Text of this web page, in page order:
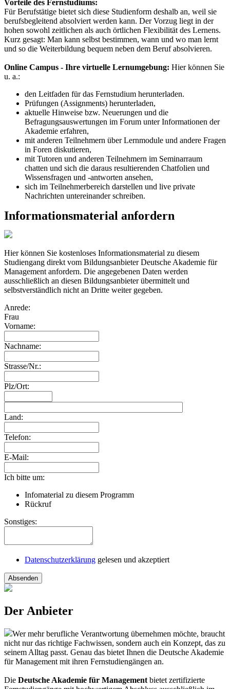
Vorteile des Fernstudiums:
Für Berufstätige bietet sich diese Studienform deshalb an, weil sie
berufsbegleitend absolviert werden kann. Der Vorzug liegt in der
hohen sowohl zeitlichen als auch örtlichen Flexibilität des Lernens.
Kurz gesagt: Man kann selbst bestimmen, wann und wo man lernt
und so die Weiterbildung bequem neben dem Beruf absolvieren.
Online Campus - Ihre virtuelle Lernumgebung: Hier können Sie
u. a.:
den Leitfaden für das Fernstudium herunterladen.
Prüfungen (Assignments) herunterladen,
aktuelle Hinweise bzw. Neuerungen und die
Befragungsauswertungen im Forum unter Informationen der
Akademie erfahren,
mit anderen Teilnehmern über Lernmodule und andere Fragen
in Foren diskutieren,
mit Tutoren und anderen Teilnehmern im Seminarraum
chatten und sich die daraus resultierenden Chatfolien und
Wissensfragen und -antworten ansehen,
sich im Teilnehmerbereich darstellen und live private
Nachrichten untereinander schreiben.
Informationsmaterial anfordern
Hier können Sie kostenloses Informationsmaterial zu diesem
Studiengang direkt vom Bildungsanbieter Deutsche Akademie für
Management anfordern. Die angegebenen Daten werden
ausschließlich an diesen Bildungsanbieter übermittelt und
selbstverständlich nicht an Dritte weiter gegeben.
Anrede:
Frau
Vorname:
Nachname:
Strasse/Nr.:
Plz/Ort:
Land:
Telefon:
E-Mail:
Ich bitte um:
Infomaterial zu diesem Programm
Rückruf
Sonstiges:
Datenschutzerklärung gelesen und akzeptiert
Absenden
Der Anbieter
Wer mehr berufliche Verantwortung übernehmen möchte, braucht
nicht nur das richtige Fachwissen, sondern auch ein Konzept, das zu
seinem Alltag passt. Genau das bietet Ihnen die Deutsche Akademie
für Management mit ihren Fernstudiengängen an.
Die Deutsche Akademie für Management bietet zertifizierte